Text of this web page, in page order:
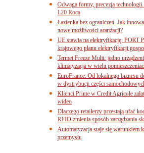
Odwaga formy, precyzja
L20 Roca
Łazienka bez ograniczeń. Jak
nowe możliwości aranżacji?
UE stawia na elektryfikację. PORT
krajowego planu elektryfikacji
Termet Freeze Multi: jedno
klimatyzacja w wielu
EuroFrance: Od lokalnego biznesu
w dystrybucji części
Klienci Prime w Credit Agricole
wideo
Dlaczego retailerzy przestają ufać
RFID zmienia sposób zarządzania
Automatyzacja staje się warunkiem
przemysłu